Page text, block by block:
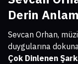
Derin
Sevcan Orhan,
duygularına
Çok Dinlenen